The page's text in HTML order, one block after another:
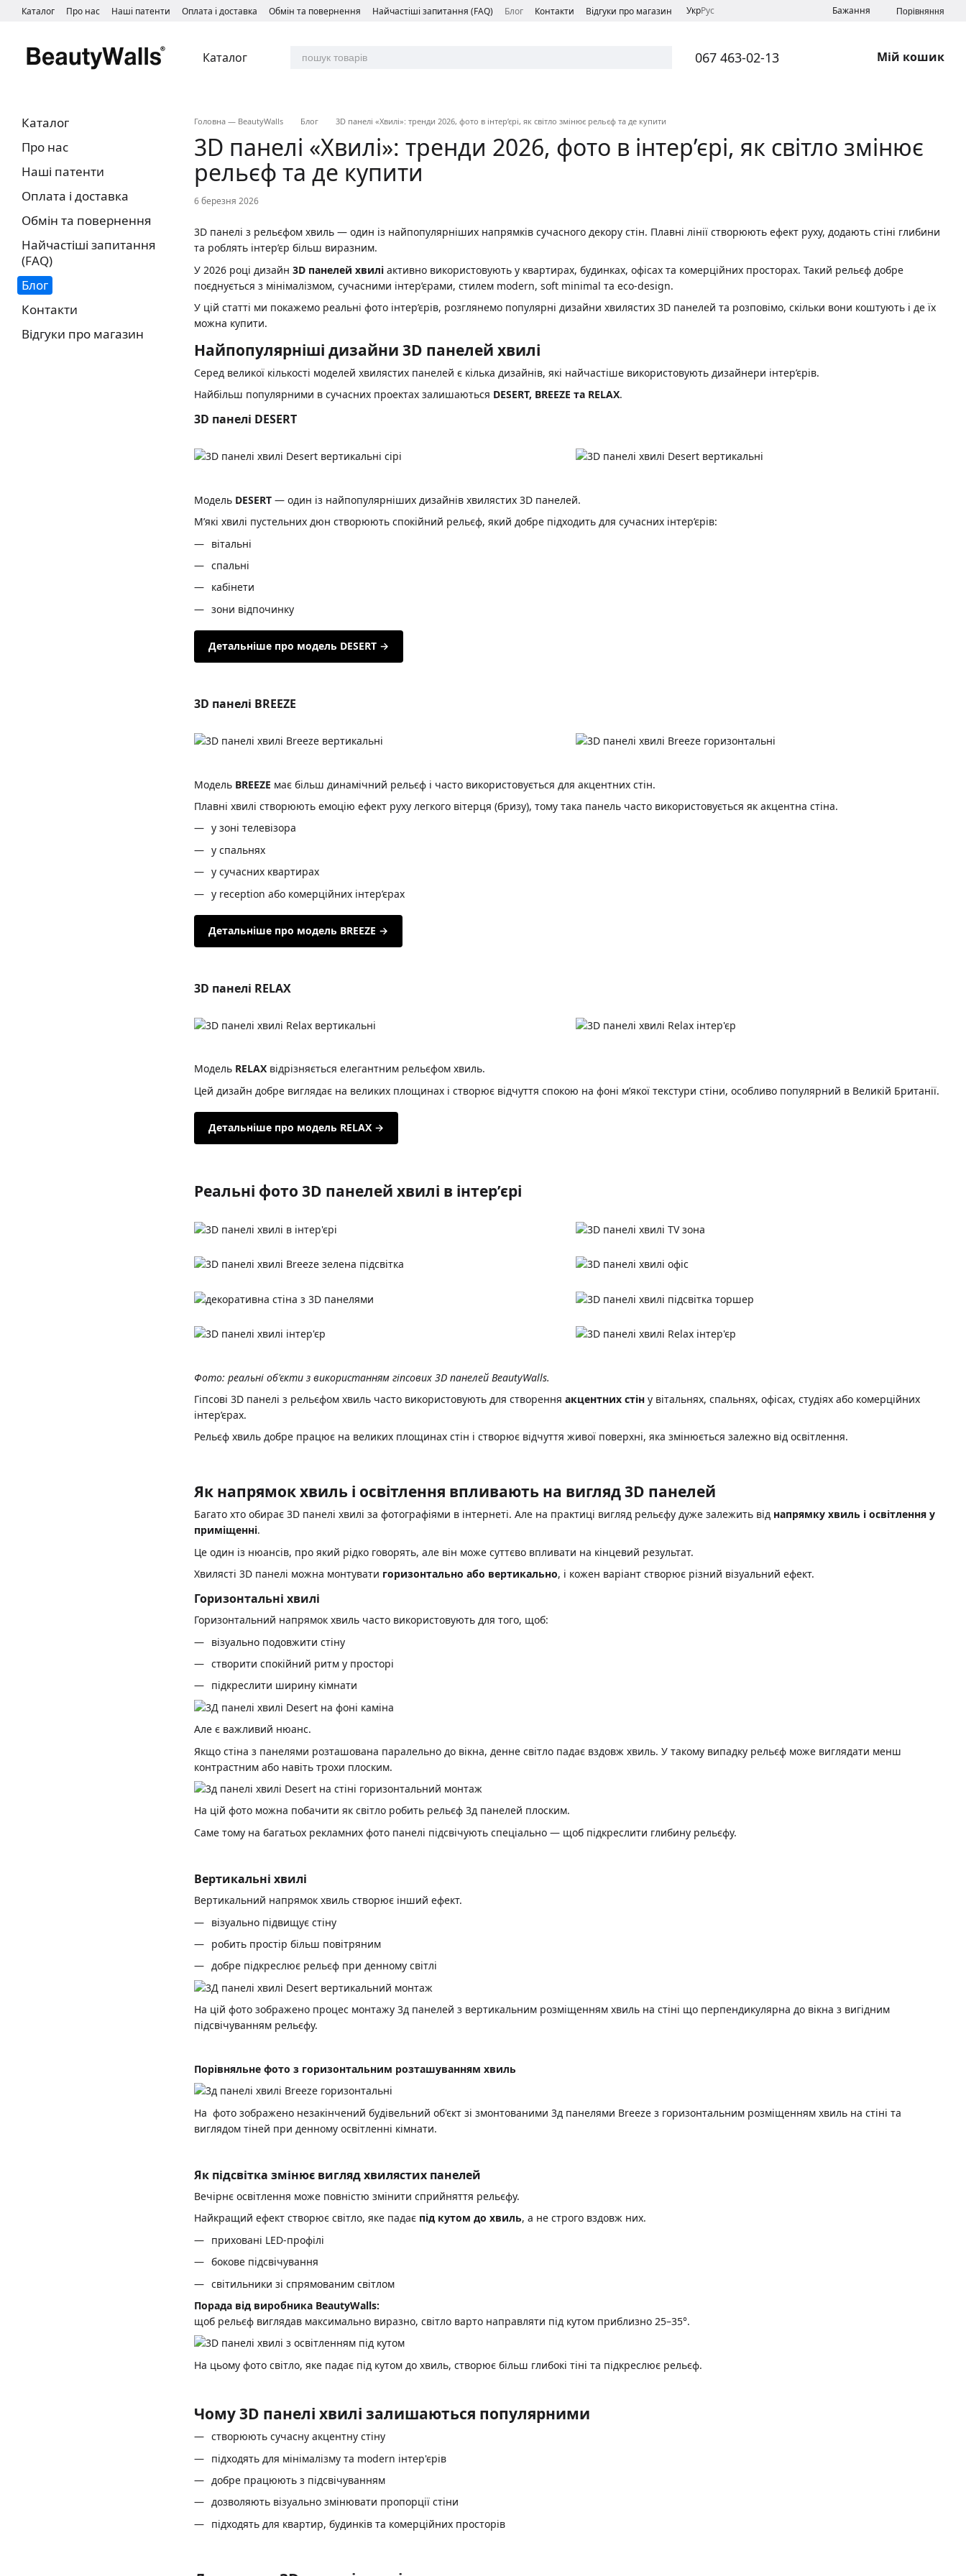
Перейти до основного контенту
Каталог Про нас Наші патенти Оплата і доставка Обмін та повернення Найчастіші запитання (FAQ) Блог Контакти Відгуки про магазин УкрРус Бажання Порівняння
Каталог 067 463-02-13 Мій кошик
Головна — BeautyWalls Блог 3D панелі «Хвилі»: тренди 2026, фото в інтер’єрі, як світло змінює рельєф та де купити
3D панелі «Хвилі»: тренди 2026, фото в інтер’єрі, як світло змінює
рельєф та де купити
6 березня 2026
3D панелі з рельєфом хвиль — один із найпопулярніших напрямків сучасного декору стін. Плавні лінії створюють ефект руху, додають стіні глибини
та роблять інтер’єр більш виразним.
У 2026 році дизайн 3D панелей хвилі активно використовують у квартирах, будинках, офісах та комерційних просторах. Такий рельєф добре
поєднується з мінімалізмом, сучасними інтер’єрами, стилем modern, soft minimal та eco-design.
У цій статті ми покажемо реальні фото інтер’єрів, розглянемо популярні дизайни хвилястих 3D панелей та розповімо, скільки вони коштують і де їх
можна купити.
Найпопулярніші дизайни 3D панелей хвилі
Серед великої кількості моделей хвилястих панелей є кілька дизайнів, які найчастіше використовують дизайнери інтер’єрів.
Найбільш популярними в сучасних проектах залишаються DESERT, BREEZE та RELAX.
3D панелі DESERT
Модель DESERT — один із найпопулярніших дизайнів хвилястих 3D панелей.
М’які хвилі пустельних дюн створюють спокійний рельєф, який добре підходить для сучасних інтер’єрів:
вітальні
спальні
кабінети
зони відпочинку
Детальніше про модель DESERT →
3D панелі BREEZE
Модель BREEZE має більш динамічний рельєф і часто використовується для акцентних стін.
Плавні хвилі створюють емоцію ефект руху легкого вітерця (бризу), тому така панель часто використовується як акцентна стіна.
у зоні телевізора
у спальнях
у сучасних квартирах
у reception або комерційних інтер’єрах
Детальніше про модель BREEZE →
3D панелі RELAX
Модель RELAX відрізняється елегантним рельєфом хвиль.
Цей дизайн добре виглядає на великих площинах і створює відчуття спокою на фоні м’якої текстури стіни, особливо популярний в Великій Британії.
Детальніше про модель RELAX →
Реальні фото 3D панелей хвилі в інтер’єрі
Фото: реальні об'єкти з використанням гіпсових 3D панелей BeautyWalls.
Гіпсові 3D панелі з рельєфом хвиль часто використовують для створення акцентних стін у вітальнях, спальнях, офісах, студіях або комерційних
інтер’єрах.
Рельєф хвиль добре працює на великих площинах стін і створює відчуття живої поверхні, яка змінюється залежно від освітлення.
Як напрямок хвиль і освітлення впливають на вигляд 3D панелей
Багато хто обирає 3D панелі хвилі за фотографіями в інтернеті. Але на практиці вигляд рельєфу дуже залежить від напрямку хвиль і освітлення у
приміщенні.
Це один із нюансів, про який рідко говорять, але він може суттєво впливати на кінцевий результат.
Хвилясті 3D панелі можна монтувати горизонтально або вертикально, і кожен варіант створює різний візуальний ефект.
Горизонтальні хвилі
Горизонтальний напрямок хвиль часто використовують для того, щоб:
візуально подовжити стіну
створити спокійний ритм у просторі
підкреслити ширину кімнати
Але є важливий нюанс.
Якщо стіна з панелями розташована паралельно до вікна, денне світло падає вздовж хвиль. У такому випадку рельєф може виглядати менш
контрастним або навіть трохи плоским.
На цій фото можна побачити як світло робить рельєф 3д панелей плоским.
Саме тому на багатьох рекламних фото панелі підсвічують спеціально — щоб підкреслити глибину рельєфу.
Вертикальні хвилі
Вертикальний напрямок хвиль створює інший ефект.
візуально підвищує стіну
робить простір більш повітряним
добре підкреслює рельєф при денному світлі
На цій фото зображено процес монтажу 3д панелей з вертикальним розміщенням хвиль на стіні що перпендикулярна до вікна з вигідним
підсвічуванням рельєфу.
Порівняльне фото з горизонтальним розташуванням хвиль
На фото зображено незакінчений будівельний об'єкт зі змонтованими 3д панелями Breeze з горизонтальним розміщенням хвиль на стіні та
виглядом тіней при денному освітленні кімнати.
Як підсвітка змінює вигляд хвилястих панелей
Вечірнє освітлення може повністю змінити сприйняття рельєфу.
Найкращий ефект створює світло, яке падає під кутом до хвиль, а не строго вздовж них.
приховані LED-профілі
бокове підсвічування
світильники зі спрямованим світлом
Порада від виробника BeautyWalls:
щоб рельєф виглядав максимально виразно, світло варто направляти під кутом приблизно 25–35°.
На цьому фото світло, яке падає під кутом до хвиль, створює більш глибокі тіні та підкреслює рельєф.
Чому 3D панелі хвилі залишаються популярними
створюють сучасну акцентну стіну
підходять для мінімалізму та modern інтер'єрів
добре працюють з підсвічуванням
дозволяють візуально змінювати пропорції стіни
підходять для квартир, будинків та комерційних просторів
Каталог
Про нас
Наші патенти
Оплата і доставка
Обмін та повернення
Найчастіші запитання
(FAQ)
Блог
Контакти
Відгуки про магазин